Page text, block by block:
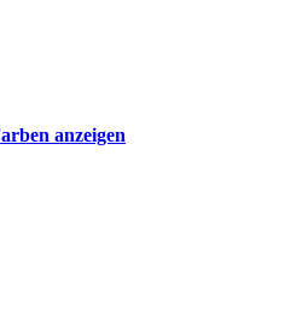
anzeigen